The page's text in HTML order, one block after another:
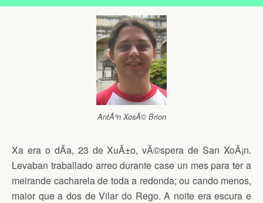
AntÃ³n XosÃ© Brion
Xa era o dÃ­a, 23 de XuÃ±o, vÃ©spera de San XoÃ¡n.
Levaban traballado arreo durante case un mes para ter a
meirande cacharela de toda a redonda; ou cando menos,
maior que a dos de Vilar do Rego. A noite era escura e